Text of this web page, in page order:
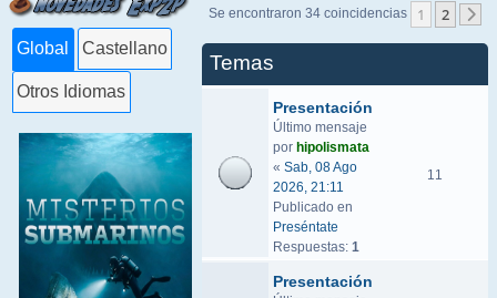
Global Castellano
Otros Idiomas
Se encontraron 34 coincidencias 1 2
Temas
Presentación
Último mensaje
por hipolismata
« Sab, 08 Ago
2026, 21:11
Publicado en
Preséntate
Respuestas: 1
11
Presentación